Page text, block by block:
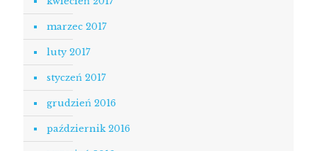
marzec 2017
luty 2017
styczeń 2017
grudzień 2016
październik 2016